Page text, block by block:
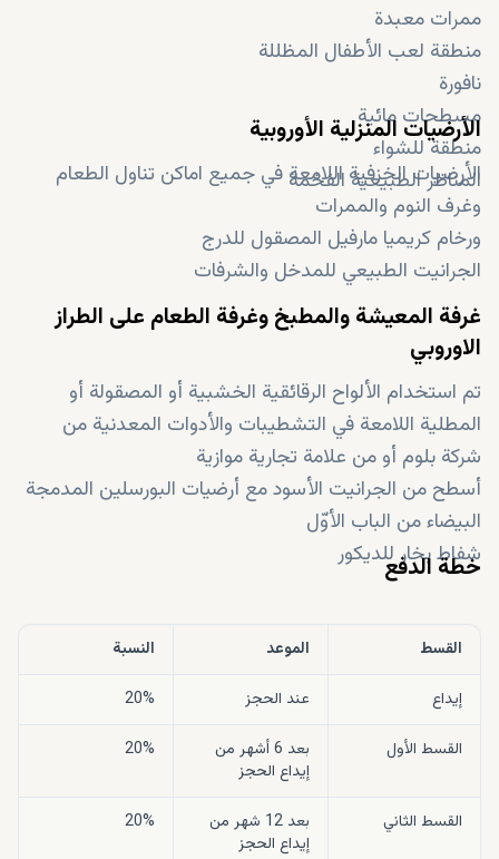
ممرات معبدة
منطقة لعب الأطفال المظللة
نافورة
مسطحات مائية
منطقة للشواء
المناظر الطبيعية الفخمة
الأرضيات المنزلية الأوروبية
الأرضيات الخزفية اللامعة في جميع اماكن تناول الطعام
وغرف النوم والممرات
ورخام كريميا مارفيل المصقول للدرج
الجرانيت الطبيعي للمدخل والشرفات
غرفة المعيشة والمطبخ وغرفة الطعام على الطراز
الاوروبي
تم استخدام الألواح الرقائقية الخشبية أو المصقولة أو
المطلية اللامعة في التشطيبات والأدوات المعدنية من
شركة بلوم أو من علامة تجارية موازية
أسطح من الجرانيت الأسود مع أرضيات البورسلين المدمجة
البيضاء من الباب الأوّل
شفاط بخار للديكور
خطة الدفع
القسط الموعد النسبة
إيداع عند الحجز 20%
القسط الأول
بعد 6 أشهر من
إيداع الحجز
20%
القسط الثاني
بعد 12 شهر من
إيداع الحجز
20%